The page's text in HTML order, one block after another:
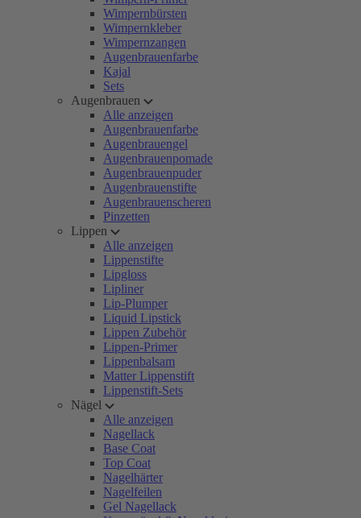
Wimpernbürsten
Wimpernkleber
Wimpernzangen
Augenbrauenfarbe
Kajal
Sets
Augenbrauen
Alle anzeigen
Augenbrauenfarbe
Augenbrauengel
Augenbrauenpomade
Augenbrauenpuder
Augenbrauenstifte
Augenbrauenscheren
Pinzetten
Lippen
Alle anzeigen
Lippenstifte
Lipgloss
Lipliner
Lip-Plumper
Liquid Lipstick
Lippen Zubehör
Lippen-Primer
Lippenbalsam
Matter Lippenstift
Lippenstift-Sets
Nägel
Alle anzeigen
Nagellack
Base Coat
Top Coat
Nagelhärter
Nagelfeilen
Gel Nagellack